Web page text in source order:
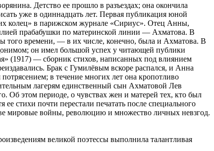
Детство ее прошло в разъездах; она окончила
уже в одиннадцать лет. Первая публикация юной
колец» в парижском журнале «Сириус». Отец Анны,
прабабушки по материнской линии — Ахматова. В
того времени, — в их числе, конечно, была и Ахматова. В
он имел большой успех у читающей публики
(1917) — сборник стихов, написанных под влиянием
Брак с Гумилёвым вскоре распался, и Анна
в течение многих лет она кропотливо
лагерям единственный сын Ахматовой Лев
Об этом периоде, о чувствах жен и матерей тех, кто был
стихи почти перестали печатать после специального
мировые войны, революцию и множество личных невзгод.
великой поэтессы выполнила талантливая